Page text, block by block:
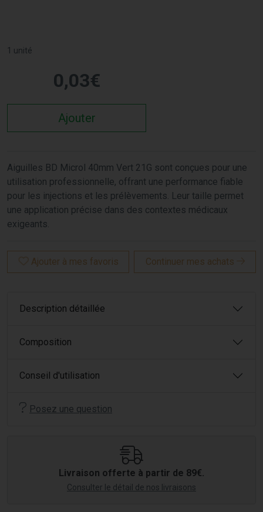
1 unité
0,03€
Ajouter
Aiguilles BD Microl 40mm Vert 21G sont conçues pour une
utilisation professionnelle, offrant une performance fiable
pour les injections et les prélèvements. Leur taille permet
une application précise dans des contextes médicaux
exigeants.
Ajouter à mes favoris Continuer mes achats
Description détaillée
Composition
Conseil d'utilisation
Posez une question
Livraison offerte à partir de 89€.
Consulter le détail de nos livraisons